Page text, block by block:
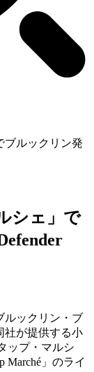
ブルックリン発
シェ」で
ルックリン・ブ
社が提供する小
ップ・マルシ
Marché」のライ